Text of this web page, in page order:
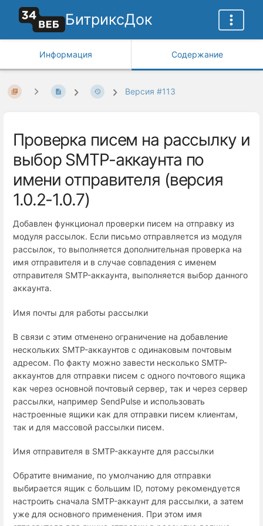
БитриксДок
Информация Содержание
Версия #113
Проверка писем на рассылку и
выбор SMTP-аккаунта по
имени отправителя (версия
1.0.2-1.0.7)
Добавлен функционал проверки писем на отправку из
модуля рассылок. Если письмо отправляется из модуля
рассылок, то выполняется дополнительная проверка на
имя отправителя и в случае совпадения с именем
отправителя SMTP-аккаунта, выполняется выбор данного
аккаунта.
Имя почты для работы рассылки
В связи с этим отменено ограничение на добавление
нескольких SMTP-аккаунтов с одинаковым почтовым
адресом. По факту можно завести несколько SMTP-
аккаунтов для отправки писем с одного почтового ящика
как через основной почтовый сервер, так и через сервер
рассылки, например SendPulse и использовать
настроенные ящики как для отправки писем клиентам,
так и для массовой рассылки писем.
Имя отправителя в SMTP-аккаунте для рассылки
Обратите внимание, по умолчанию для отправки
выбирается ящик с большим ID, потому рекомендуется
настроить сначала SMTP-аккаунт для рассылки, а затем
уже для основного применения. При этом имя